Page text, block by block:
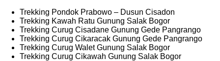
Trekking Pondok Prabowo – Dusun Cisadon
Trekking Kawah Ratu Gunung Salak Bogor
Trekking Curug Cisadane Gunung Gede Pangrango
Trekking Curug Cikaracak Gunung Gede Pangrango
Trekking Curug Walet Gunung Salak Bogor
Trekking Curug Cikawah Gunung Salak Bogor